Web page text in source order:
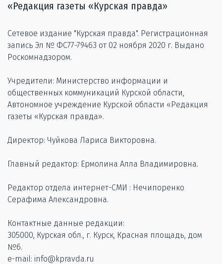
«Редакция газеты «Курская правда»
Сетевое издание "Курская правда". Регистрационная
запись Эл № ФС77-79463 от 02 ноября 2020 г. Выдано
Роскомнадзором.
Учредители: Министерство информации и
общественных коммуникаций Курской области,
Автономное учреждение Курской области «Редакция
газеты «Курская правда».
Директор: Чуйкова Лариса Викторовна.
Главный редактор: Ермолина Алла Владимировна.
Редактор отдела интернет-СМИ : Нечипоренко
Серафима Александровна.
Контактные данные редакции:
305000, Курская обл., г. Курск, Красная площадь, дом
№6.
e-mail: info@kpravda.ru